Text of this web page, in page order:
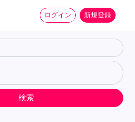
ログイン 新規登録
検索